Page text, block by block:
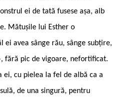
ei de tată fusese așa, alb
Mătușile lui Esther o
ei avea sânge rău, sânge subțire,
fără pic de vigoare, nefortificat.
ei, cu pielea la fel de albă ca a
de una singură, pentru